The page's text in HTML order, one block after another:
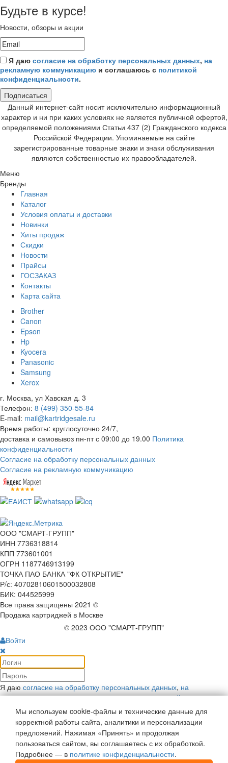
Будьте в курсе!
Новости, обзоры и акции
Я даю согласие на обработку персональных данных, на
рекламную коммуникацию и соглашаюсь с политикой
конфиденциальности.
Подписаться
Данный интернет-сайт носит исключительно информационный
характер и ни при каких условиях не является публичной офертой,
определяемой положениями Статьи 437 (2) Гражданского кодекса
Российской Федерации. Упоминаемые на сайте
зарегистрированные товарные знаки и знаки обслуживания
являются собственностью их правообладателей.
Меню
Бренды
Главная
Каталог
Условия оплаты и доставки
Новинки
Хиты продаж
Скидки
Новости
Прайсы
ГОСЗАКАЗ
Контакты
Карта сайта
Brother
Canon
Epson
Hp
Kyocera
Panasonic
Samsung
Xerox
г. Москва, ул Хавская д. 3
Телефон: 8 (499) 350-55-84
E-mail: mail@kartridgesale.ru
Время работы: круглосуточно 24/7,
доставка и самовывоз пн-пт с 09:00 до 19.00 Политика
конфиденциальности
Согласие на обработку персональных данных
Согласие на рекламную коммуникацию
ООО "СМАРТ-ГРУПП"
ИНН 7736318814
КПП 773601001
ОГРН 1187746913199
ТОЧКА ПАО БАНКА "ФК ОТКРЫТИЕ"
Р/с: 40702810601500032808
БИК: 044525999
Все права защищены 2021 ©
Продажа картриджей в Москве
© 2023 ООО "СМАРТ-ГРУПП"
Войти
Я даю согласие на обработку персональных данных, на
рекламную коммуникациюи соглашаюсь сполитикой
конфиденциальности.
Войти
Напомнить пароль
Войти как пользователь:
Регистрация
Мы используем cookie-файлы и технические данные для
корректной работы сайта, аналитики и персонализации
предложений. Нажимая «Принять» и продолжая
пользоваться сайтом, вы соглашаетесь с их обработкой.
Подробнее — в политике конфиденциальности.